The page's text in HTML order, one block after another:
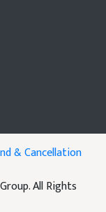
& Cancellation
All Rights